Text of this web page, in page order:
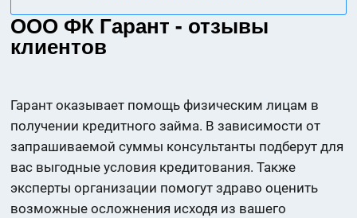
ООО ФК Гарант - отзывы
клиентов
Гарант оказывает помощь физическим лицам в
получении кредитного займа. В зависимости от
запрашиваемой суммы консультанты подберут для
вас выгодные условия кредитования. Также
эксперты организации помогут здраво оценить
возможные осложнения исходя из вашего